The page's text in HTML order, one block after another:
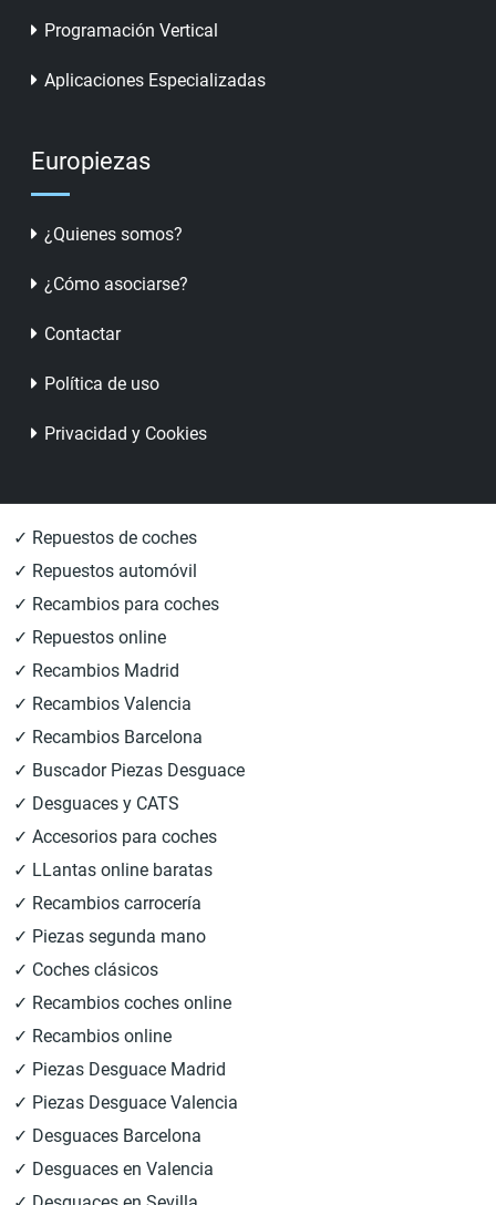
Programación Vertical
Aplicaciones Especializadas
Europiezas
¿Quienes somos?
¿Cómo asociarse?
Contactar
Política de uso
Privacidad y Cookies
✓ Repuestos de coches
✓ Repuestos automóvil
✓ Recambios para coches
✓ Repuestos online
✓ Recambios Madrid
✓ Recambios Valencia
✓ Recambios Barcelona
✓ Buscador Piezas Desguace
✓ Desguaces y CATS
✓ Accesorios para coches
✓ LLantas online baratas
✓ Recambios carrocería
✓ Piezas segunda mano
✓ Coches clásicos
✓ Recambios coches online
✓ Recambios online
✓ Piezas Desguace Madrid
✓ Piezas Desguace Valencia
✓ Desguaces Barcelona
✓ Desguaces en Valencia